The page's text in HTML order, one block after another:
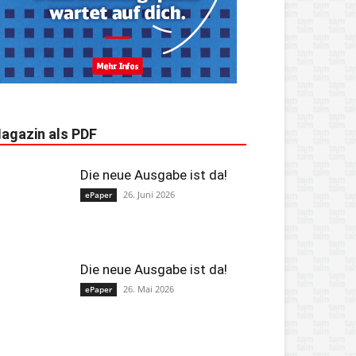
als PDF
Die neue Ausgabe ist da!
ePaper 26. Juni 2026
Die neue Ausgabe ist da!
ePaper 26. Mai 2026